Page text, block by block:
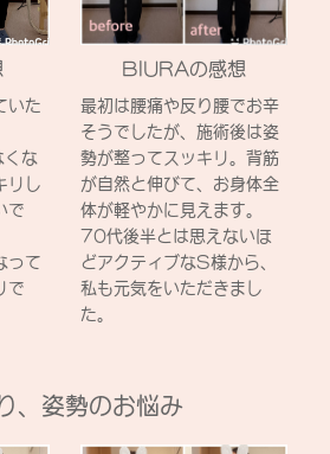
いた
くな
リし
で
って
で
BIURAの感想
最初は腰痛や反り腰でお辛
そうでしたが、施術後は姿
勢が整ってスッキリ。背筋
が自然と伸びて、お身体全
体が軽やかに見えます。
70代後半とは思えないほ
どアクティブなS様から、
私も元気をいただきまし
た。
、姿勢のお悩み